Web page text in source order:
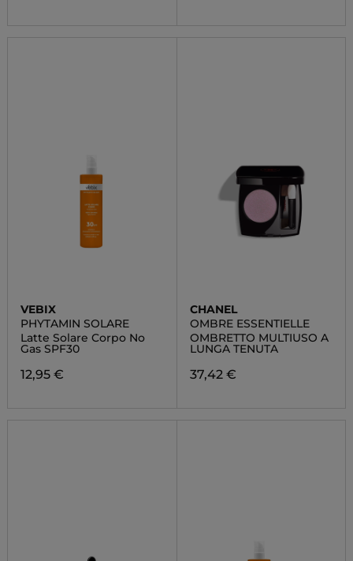
VEBIX
PHYTAMIN SOLARE
Latte Solare Corpo No
Gas SPF30
12,95 €
CHANEL
OMBRE ESSENTIELLE
OMBRETTO MULTIUSO A
LUNGA TENUTA
37,42 €